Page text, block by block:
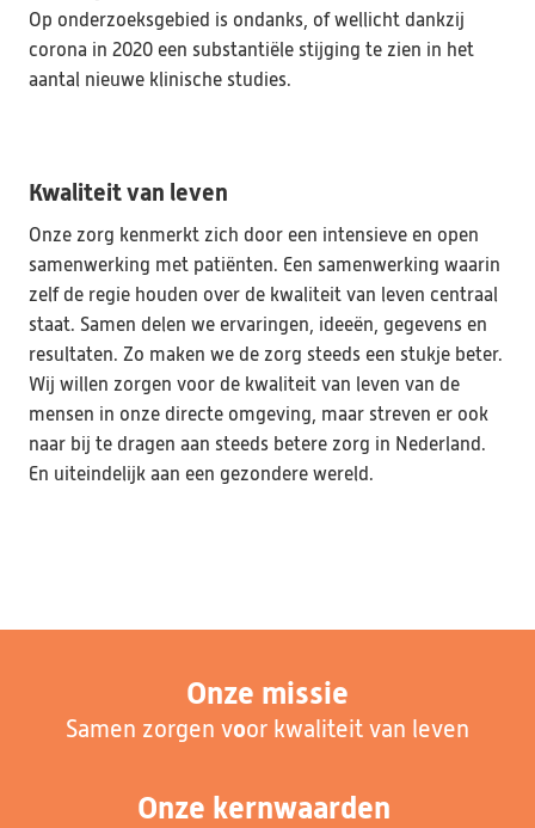
Op onderzoeksgebied is ondanks, of wellicht dankzij
corona in 2020 een substantiële stijging te zien in het
aantal nieuwe klinische studies.
Kwaliteit van leven
Onze zorg kenmerkt zich door een intensieve en open
samenwerking met patiënten. Een samenwerking waarin
zelf de regie houden over de kwaliteit van leven centraal
staat. Samen delen we ervaringen, ideeën, gegevens en
resultaten. Zo maken we de zorg steeds een stukje beter.
Wij willen zorgen voor de kwaliteit van leven van de
mensen in onze directe omgeving, maar streven er ook
naar bij te dragen aan steeds betere zorg in Nederland.
En uiteindelijk aan een gezondere wereld.
Onze missie
Samen zorgen voor kwaliteit van leven
Onze kernwaarden